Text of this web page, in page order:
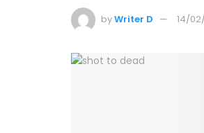
byWriter D 14/